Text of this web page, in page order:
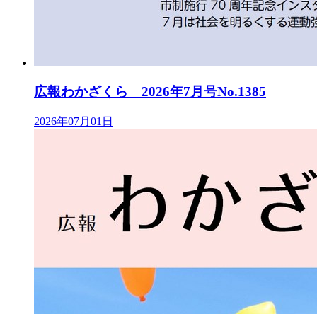
広報わかざくら 2026年7月号No.1385
2026年07月01日